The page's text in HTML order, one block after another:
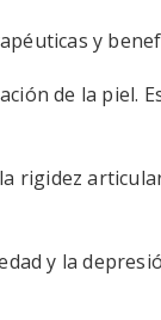
y
de la piel.
rigidez
y la